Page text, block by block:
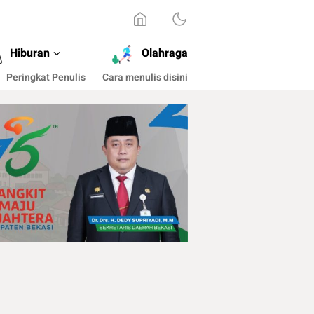
Hiburan Olahraga
Peringkat Penulis Cara menulis disini